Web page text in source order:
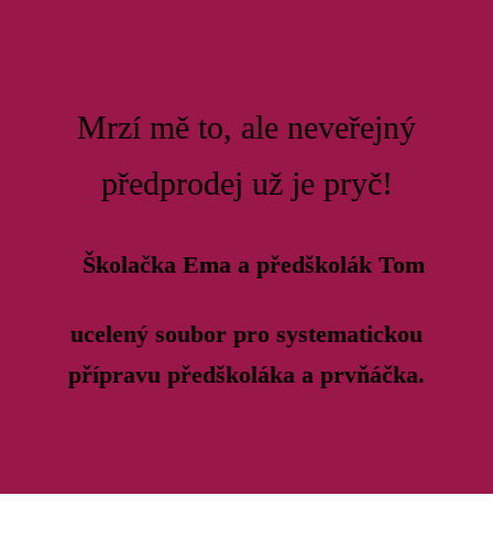
Mrzí mě to, ale neveřejný
předprodej už je pryč!
Školačka Ema a předškolák Tom
ucelený soubor pro systematickou
přípravu předškoláka a prvňáčka.